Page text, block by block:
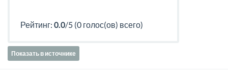
Рейтинг: 0.0/5 (0 голос(ов) всего)
Показать в источнике